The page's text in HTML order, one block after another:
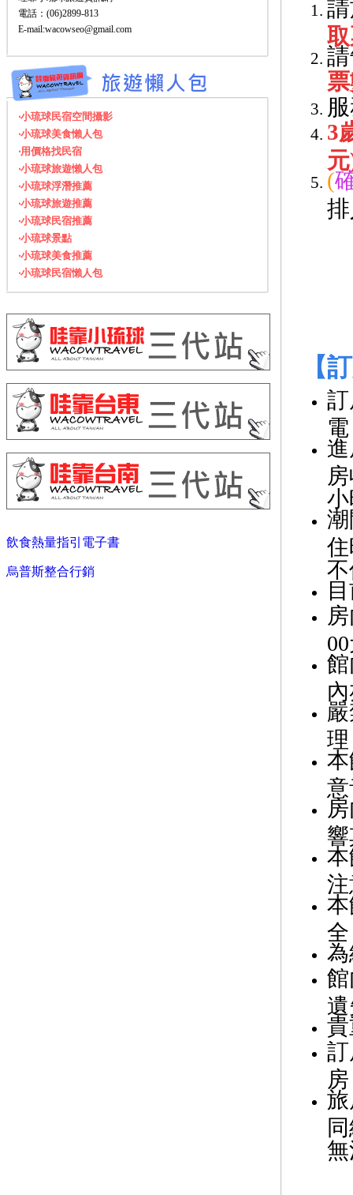
電話：(06)2899-813
E-mail:wacowseo@gmail.com
‧小琉球民宿空間攝影
‧小琉球美食懶人包
‧用價格找民宿
‧小琉球旅遊懶人包
‧小琉球浮潛推薦
‧小琉球旅遊推薦
‧小琉球民宿推薦
‧小琉球景點
‧小琉球美食推薦
‧小琉球民宿懶人包
飲食熱量指引電子書
烏普斯整合行銷
3
(
【
電
住
理
意
注
全
房
無